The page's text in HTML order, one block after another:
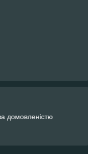
домовленістю